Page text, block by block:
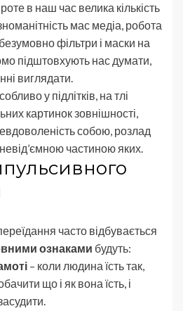
в наш час велика кількість
мас медіа, робота
фільтри і маски на
підштовхують нас думати,
виглядати.
у підлітків, на тлі
картинок зовнішності,
собою, розлад
частиною яких.
часто відбувається
ознаками будуть:
– коли людина їсть так,
що і як вона їсть, і